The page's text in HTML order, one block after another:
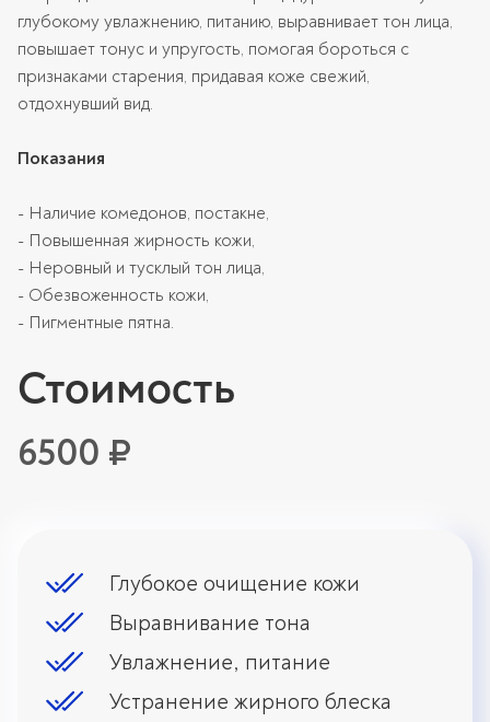
глубокому увлажнению, питанию, выравнивает тон лица,
повышает тонус и упругость, помогая бороться с
признаками старения, придавая коже свежий,
отдохнувший вид.
Показания
- Наличие комедонов, постакне,
- Повышенная жирность кожи,
- Неровный и тусклый тон лица,
- Обезвоженность кожи,
- Пигментные пятна.
Стоимость
6500 ₽
Глубокое очищение кожи
Выравнивание тона
Увлажнение, питание
Устранение жирного блеска